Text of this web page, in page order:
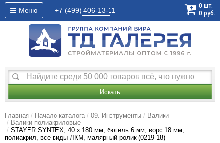
Меню +7 (499) 406-13-11
0 шт.
0 руб.
Искать
Главная Начало каталога 09. Инструменты
Валики
Валики полиакриловые
STAYER SYNTEX, 40 х 180 мм, бюгель 6 мм, ворс 18 мм,
полиакрил, все виды ЛКМ, малярный ролик (0219-18)